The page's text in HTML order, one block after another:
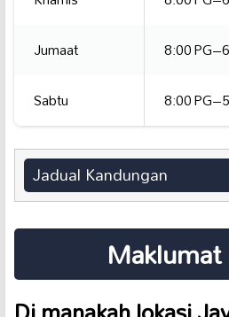
Jumaat
8:00
Sabtu
8:00
Jadual Kandungan